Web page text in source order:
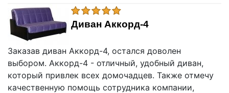
Диван Аккорд-4
Заказав диван Аккорд-4, остался доволен
выбором. Аккорд-4 - отличный, удобный диван,
который привлек всех домочадцев. Также отмечу
качественную помощь сотрудника компании,